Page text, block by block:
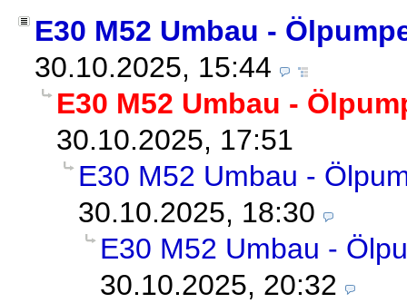
E30 M52 Umbau -
30.10.2025, 15:44
E30 M52 Umbau -
30.10.2025, 17:51
E30 M52 Umbau -
30.10.2025, 18:30
E30 M52 Umbau -
30.10.2025, 20:32